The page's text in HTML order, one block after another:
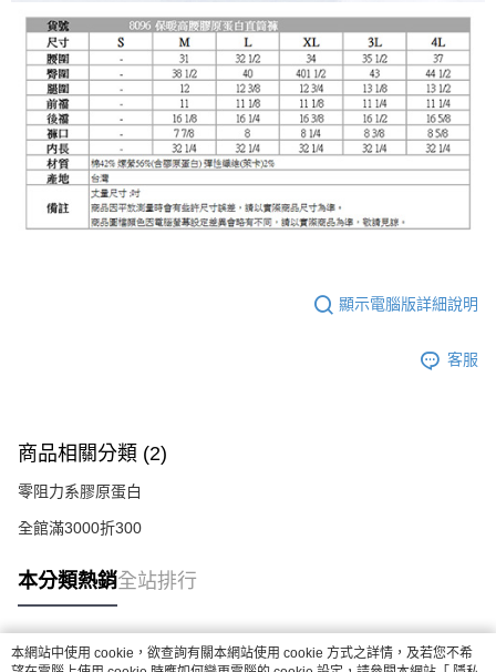
顯示電腦版詳細說明
客服
商品相關分類 (2)
零阻力系膠原蛋白
全館滿3000折300
本分類熱銷全站排行
熱門標籤
本網站中使用 cookie，欲查詢有關本網站使用 cookie 方式之詳情，及若您不希